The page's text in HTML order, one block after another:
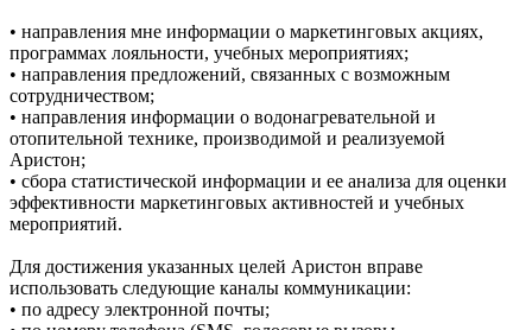
• направления мне информации о маркетинговых акциях,
программах лояльности, учебных мероприятиях;
• направления предложений, связанных с возможным
сотрудничеством;
• направления информации о водонагревательной и
отопительной технике, производимой и реализуемой
Аристон;
• сбора статистической информации и ее анализа для оценки
эффективности маркетинговых активностей и учебных
мероприятий.
Для достижения указанных целей Аристон вправе
использовать следующие каналы коммуникации:
• по адресу электронной почты;